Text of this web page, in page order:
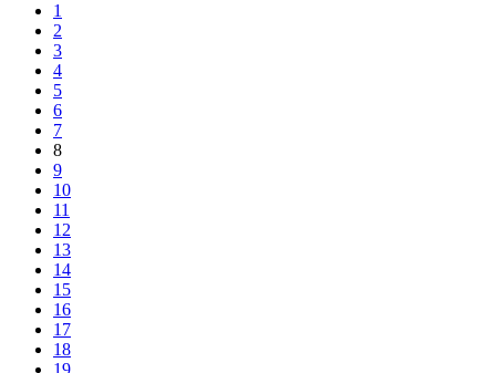
1
2
3
4
5
6
7
8
9
10
11
12
13
14
15
16
17
18
19